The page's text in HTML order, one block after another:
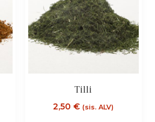
Tilli
2,50€ (sis. ALV)